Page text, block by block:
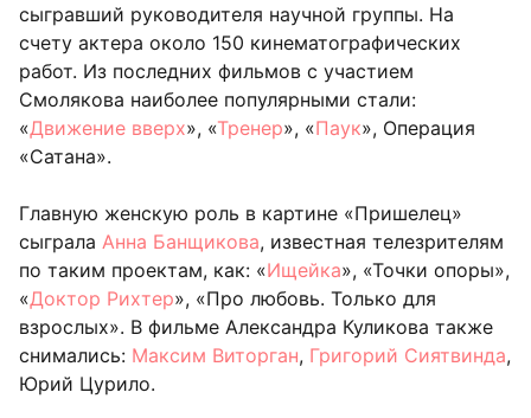
сыгравший руководителя научной группы. На
счету актера около 150 кинематографических
работ. Из последних фильмов с участием
Смолякова наиболее популярными стали:
«Движение вверх», «Тренер», «Паук», Операция
«Сатана».
Главную женскую роль в картине «Пришелец»
сыграла Анна Банщикова, известная телезрителям
по таким проектам, как: «Ищейка», «Точки опоры»,
«Доктор Рихтер», «Про любовь. Только для
взрослых». В фильме Александра Куликова также
снимались: Максим Виторган, Григорий Сиятвинда,
Юрий Цурило.